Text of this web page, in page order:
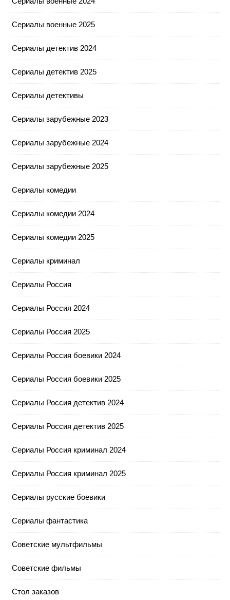
Сериалы военные 2025
Сериалы детектив 2024
Сериалы детектив 2025
Сериалы детективы
Сериалы зарубежные 2023
Сериалы зарубежные 2024
Сериалы зарубежные 2025
Сериалы комедии
Сериалы комедии 2024
Сериалы комедии 2025
Сериалы криминал
Сериалы Россия
Сериалы Россия 2024
Сериалы Россия 2025
Сериалы Россия боевики 2024
Сериалы Россия боевики 2025
Сериалы Россия детектив 2024
Сериалы Россия детектив 2025
Сериалы Россия криминал 2024
Сериалы Россия криминал 2025
Сериалы русские боевики
Сериалы фантастика
Советские мультфильмы
Советские фильмы
Стол заказов